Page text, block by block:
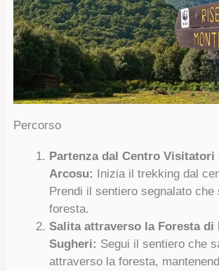
Percorso
Partenza dal Centro Visitatori
Arcosu: Inizia il trekking dal
Prendi il sentiero segnalato che
foresta.
Salita attraverso la Foresta di
Sugheri: Segui il sentiero che
attraverso la foresta,